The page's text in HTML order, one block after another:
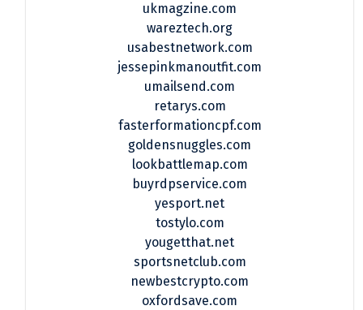
ukmagzine.com
wareztech.org
usabestnetwork.com
jessepinkmanoutfit.com
umailsend.com
retarys.com
fasterformationcpf.com
goldensnuggles.com
lookbattlemap.com
buyrdpservice.com
yesport.net
tostylo.com
yougetthat.net
sportsnetclub.com
newbestcrypto.com
oxfordsave.com